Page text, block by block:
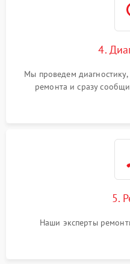
4.
Мы проведем
ремонта и сразу
5.
Наши эксперты